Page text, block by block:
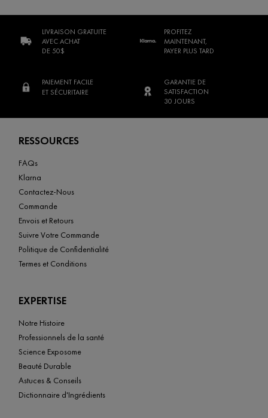
LIVRAISON GRATUITE
AVEC ACHAT
DE 50$
PROFITEZ
MAINTENANT,
PAYER PLUS TARD
PAIEMENT FACILE
ET SÉCURITAIRE
GARANTIE DE
SATISFACTION
30 JOURS
RESSOURCES
FAQs
Klarna
Contactez-Nous
Commande
Envois et Retours
Suivre Votre Commande
Politique de Confidentialité
Termes et Conditions
EXPERTISE
Notre Histoire
Professionnels de la santé
Science Exposome
Beauté Durable
Astuces & Conseils
Dictionnaire d'Ingrédients